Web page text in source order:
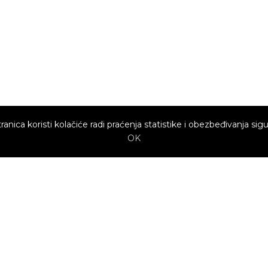
koristi kolačiće radi praćenja statistike i obezbeđivanja
OK